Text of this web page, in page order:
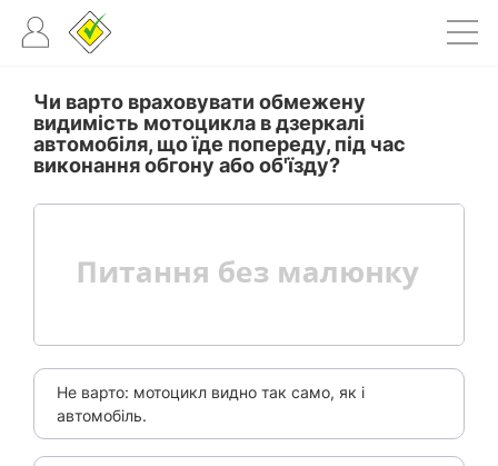
Чи варто враховувати обмежену
видимість мотоцикла в дзеркалі
автомобіля, що їде попереду, під час
виконання обгону або об'їзду?
Не варто: мотоцикл видно так само, як і
автомобіль.